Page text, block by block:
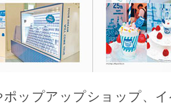
ップアップショップ、